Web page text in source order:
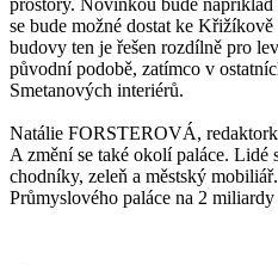
prostory. Novinkou bude
se bude možné dostat ke
budovy ten je řešen rozdílně pro
původní podobě, zatímco v
Smetanových interiérů.
Natálie FORSTEROVÁ,
A změní se také okolí paláce. Lidé
chodníky, zeleň a městský
Průmyslového paláce na 2